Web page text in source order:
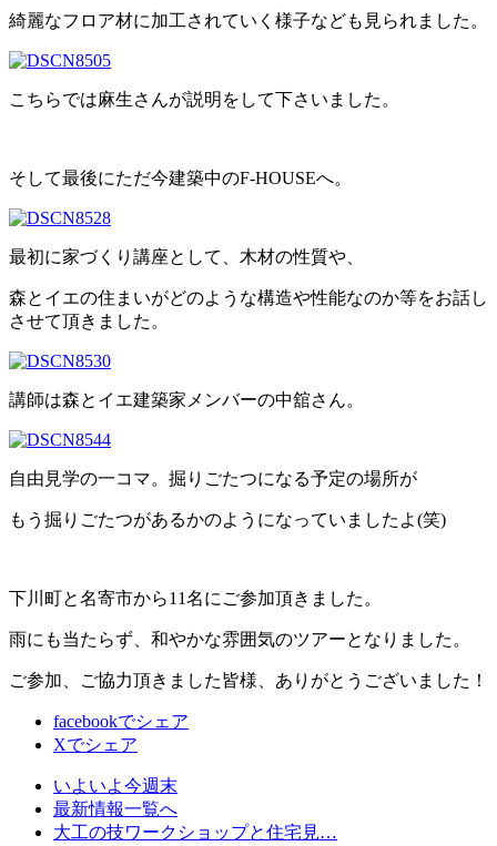
綺麗なフロア材に加工されていく様子なども見られました。
こちらでは麻生さんが説明をして下さいました。
そして最後にただ今建築中のF-HOUSEへ。
最初に家づくり講座として、木材の性質や、
森とイエの住まいがどのような構造や性能なのか等をお話し
させて頂きました。
講師は森とイエ建築家メンバーの中舘さん。
自由見学の一コマ。掘りごたつになる予定の場所が
もう掘りごたつがあるかのようになっていましたよ(笑)
下川町と名寄市から11名にご参加頂きました。
雨にも当たらず、和やかな雰囲気のツアーとなりました。
ご参加、ご協力頂きました皆様、ありがとうございました！
facebookでシェア
Xでシェア
いよいよ今週末
最新情報一覧へ
大工の技ワークショップと住宅見…